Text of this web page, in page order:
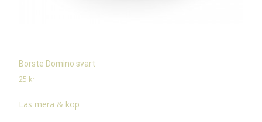
Borste Domino svart
25 kr
Läs mera & köp